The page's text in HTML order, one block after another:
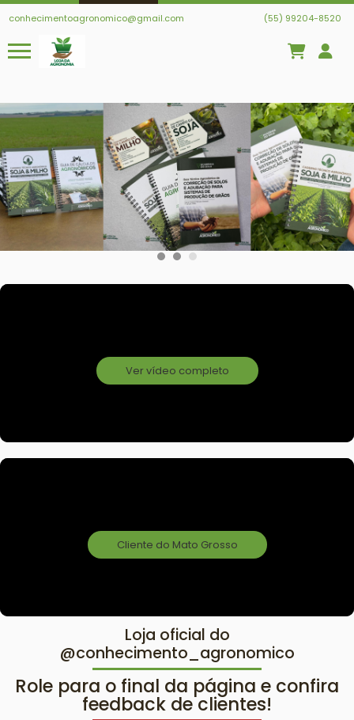
conhecimentoagronomico@gmail.com (55) 99204-8520
Ver vídeo completo
Cliente do Mato Grosso
Loja oficial do
@conhecimento_agronomico
Role para o final da página e confira
feedback de clientes!